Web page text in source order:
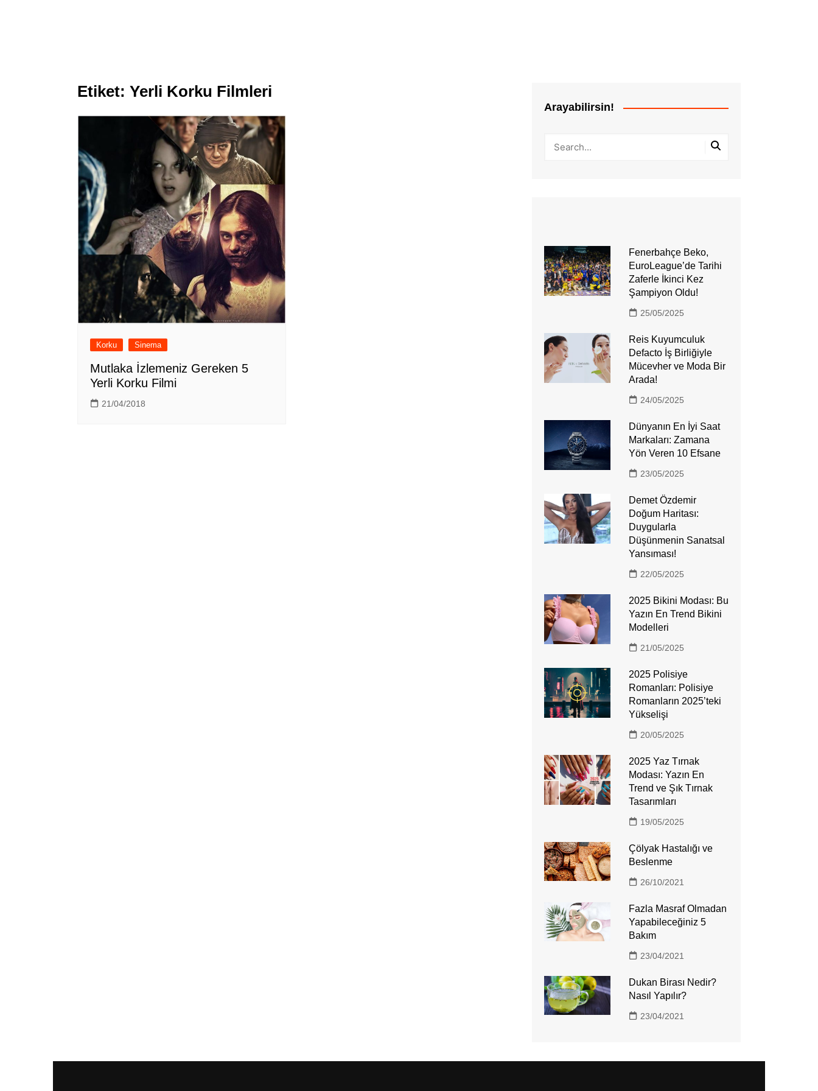
Etiket: Yerli Korku Filmleri
Korku Sinema
Mutlaka İzlemeniz Gereken 5
Yerli Korku Filmi
21/04/2018
Arayabilirsin!
Fenerbahçe Beko,
EuroLeague’de Tarihi
Zaferle İkinci Kez
Şampiyon Oldu!
25/05/2025
Reis Kuyumculuk
Defacto İş Birliğiyle
Mücevher ve Moda Bir
Arada!
24/05/2025
Dünyanın En İyi Saat
Markaları: Zamana
Yön Veren 10 Efsane
23/05/2025
Demet Özdemir
Doğum Haritası:
Duygularla
Düşünmenin Sanatsal
Yansıması!
22/05/2025
2025 Bikini Modası: Bu
Yazın En Trend Bikini
Modelleri
21/05/2025
2025 Polisiye
Romanları: Polisiye
Romanların 2025’teki
Yükselişi
20/05/2025
2025 Yaz Tırnak
Modası: Yazın En
Trend ve Şık Tırnak
Tasarımları
19/05/2025
Çölyak Hastalığı ve
Beslenme
26/10/2021
Fazla Masraf Olmadan
Yapabileceğiniz 5
Bakım
23/04/2021
Dukan Birası Nedir?
Nasıl Yapılır?
23/04/2021